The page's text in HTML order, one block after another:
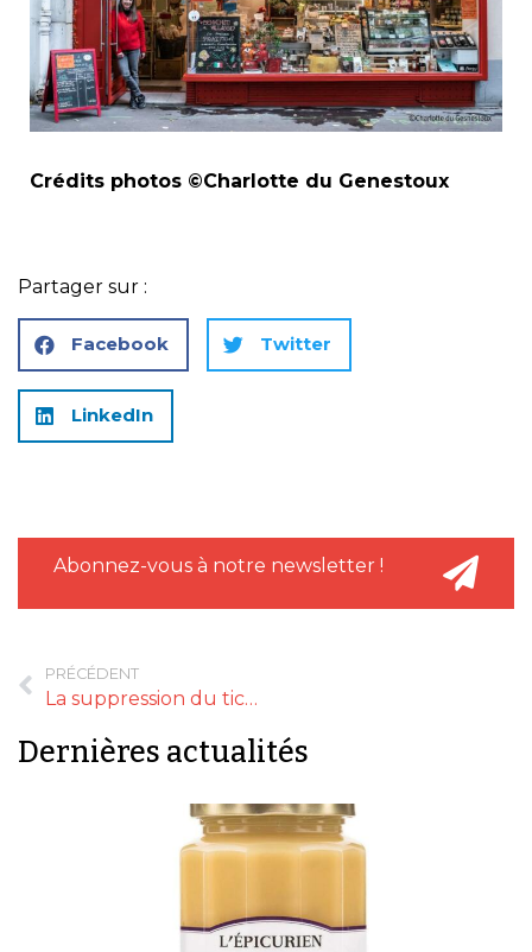
Crédits photos ©Charlotte du Genestoux
Partager sur :
Facebook Twitter
LinkedIn
Abonnez-vous à notre newsletter !
PRÉCÉDENT
La suppression du ticket de caisse papier reportée au 1er avril 2023
Dernières actualités